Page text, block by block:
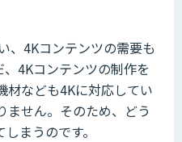
、4Kコンテンツの需要も
4Kコンテンツの制作を
材なども4Kに対応してい
ません。そのため、どう
まうのです。